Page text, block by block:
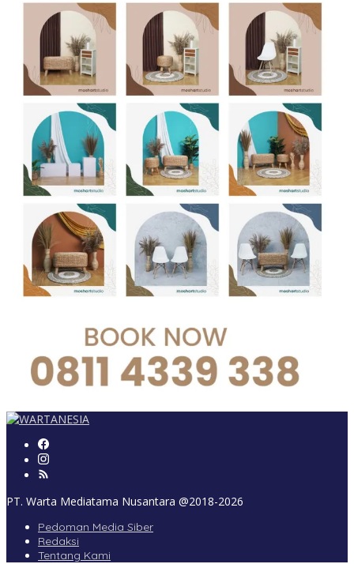
PT. Warta Mediatama Nusantara @2018-2026
Pedoman Media Siber
Redaksi
Tentang Kami